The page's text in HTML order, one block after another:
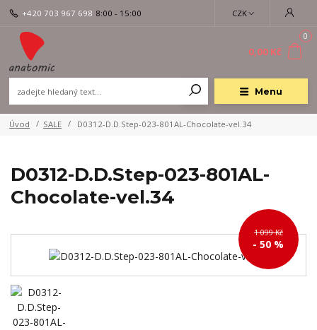
Menu
CZK
+420 703 967 698 8:00 - 15:00
0
0,00 Kč
Úvod SALE D0312-D.D.Step-023-801AL-Chocolate-vel.34
D0312-D.D.Step-023-801AL-
Chocolate-vel.34
1 099 Kč
- 50 %